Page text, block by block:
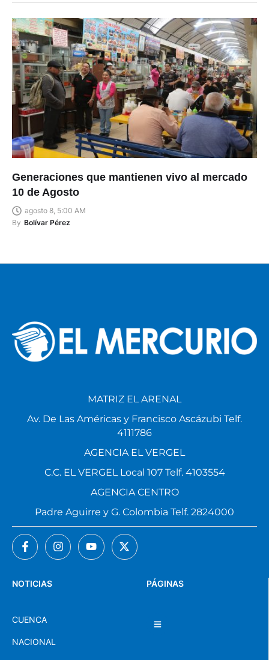
Generaciones que mantienen vivo al mercado
10 de Agosto
agosto 8, 5:00 AM
By Bolívar Pérez
PÁGINAS
NOTICIAS
CUENCA
NACIONAL
MATRIZ EL ARENAL
Av. De Las Américas y Francisco Ascázubi Telf.
4111786
AGENCIA EL VERGEL
C.C. EL VERGEL Local 107 Telf. 4103554
AGENCIA CENTRO
Padre Aguirre y G. Colombia Telf. 2824000